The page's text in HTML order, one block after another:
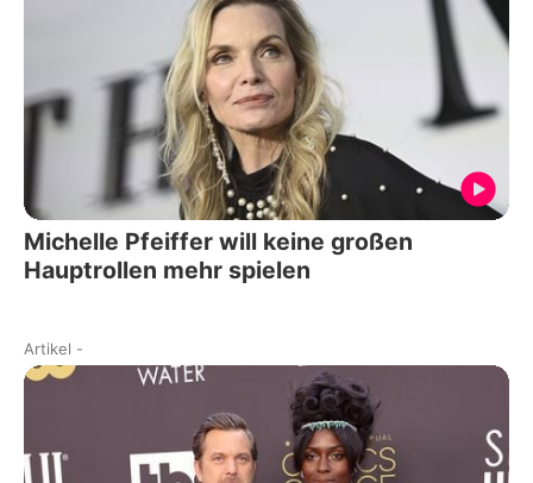
Michelle Pfeiffer will keine großen
Hauptrollen mehr spielen
Artikel -